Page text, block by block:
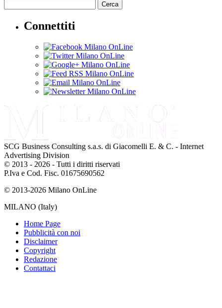
Cerca
Connettiti
SCG Business Consulting s.a.s. di Giacomelli E. & C. - Internet
Advertising Division
© 2013 - 2026 - Tutti i diritti riservati
P.Iva e Cod. Fisc. 01675690562
© 2013-2026 Milano OnLine
MILANO (Italy)
Home Page
Pubblicità con noi
Disclaimer
Copyright
Redazione
Contattaci